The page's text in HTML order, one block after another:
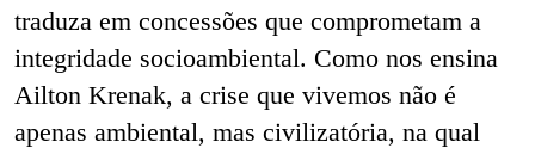
traduza em concessões que comprometam a
integridade socioambiental. Como nos ensina
Ailton Krenak, a crise que vivemos não é
apenas ambiental, mas civilizatória, na qual